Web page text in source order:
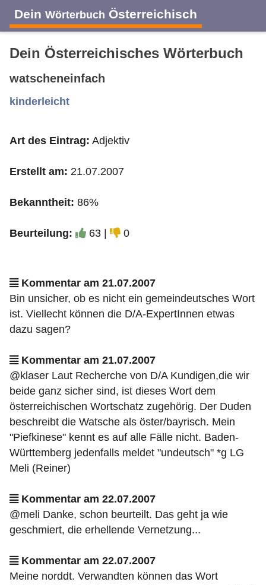
Dein Wörterbuch Österreichisch
A B C
J K L M N
Dein Österreichisches Wörterbuch
watscheneinfach
kinderleicht
Art des Eintrag: Adjektiv
Erstellt am: 21.07.2007
Bekanntheit: 86%
Beurteilung: 63 | 0
Kommentar am 21.07.2007
Bin unsicher, ob es nicht ein gemeindeutsches Wort
ist. Viellecht können die D/A-ExpertInnen etwas
dazu sagen?
Kommentar am 21.07.2007
@klaser Laut Recherche von D/A Kundigen,die wir
beide ganz sicher sind, ist dieses Wort dem
österreichischen Wortschatz zugehörig. Der Duden
beschreibt die Watsche als öster/bayrisch. Mein
"Piefkinese" kennt es auf alle Fälle nicht. Baden-
Württemberg jedenfalls meldet "undeutsch" *g LG
Meli (Reiner)
Kommentar am 22.07.2007
@meli Danke, schon beurteilt. Das geht ja wie
geschmiert, die erhellende Vernetzung...
Kommentar am 22.07.2007
Meine norddt. Verwandten können das Wort